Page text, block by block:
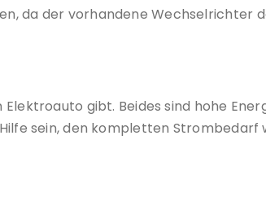
da der vorhandene Wechselrichter
gibt. Beides sind hohe
sein, den kompletten Strombedarf